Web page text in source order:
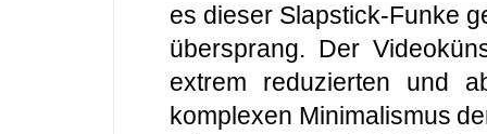
es dieser Slapstick-Funke
übersprang. Der
extrem reduzierten und
komplexen Minimalismus